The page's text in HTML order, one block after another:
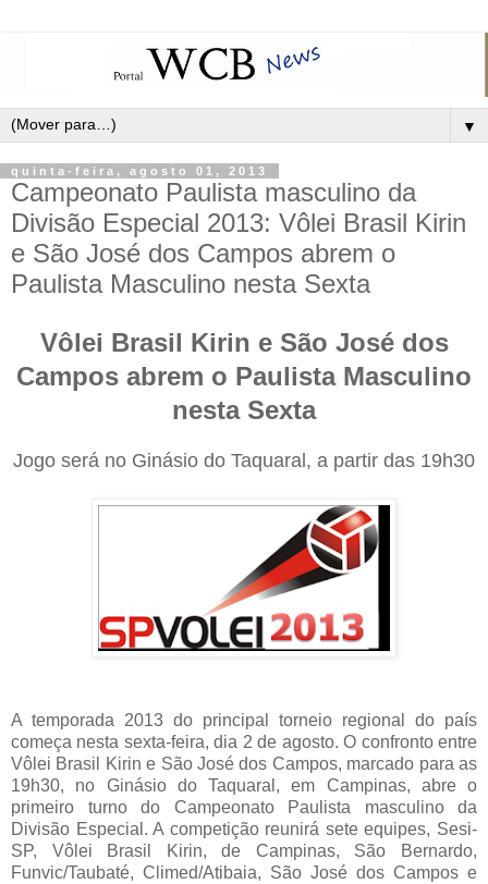
▼
quinta-feira, agosto 01, 2013
Campeonato Paulista masculino da
Divisão Especial 2013: Vôlei Brasil Kirin
e São José dos Campos abrem o
Paulista Masculino nesta Sexta
Vôlei Brasil Kirin e São José dos
Campos abrem o Paulista Masculino
nesta Sexta
Jogo será no Ginásio do Taquaral, a partir das 19h30
A temporada 2013 do principal torneio regional do país
começa nesta sexta-feira, dia 2 de agosto. O confronto entre
Vôlei Brasil Kirin e São José dos Campos, marcado para as
19h30, no Ginásio do Taquaral, em Campinas, abre o
primeiro turno do Campeonato Paulista masculino da
Divisão Especial. A competição reunirá sete equipes, Sesi-
SP, Vôlei Brasil Kirin, de Campinas, São Bernardo,
Funvic/Taubaté, Climed/Atibaia, São José dos Campos e